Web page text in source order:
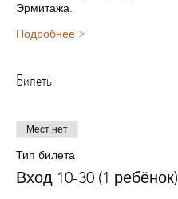
Эрмитажа.
Подробнее >
Билеты
Мест нет
Тип билета
Вход 10-30 (1 ребёнок)